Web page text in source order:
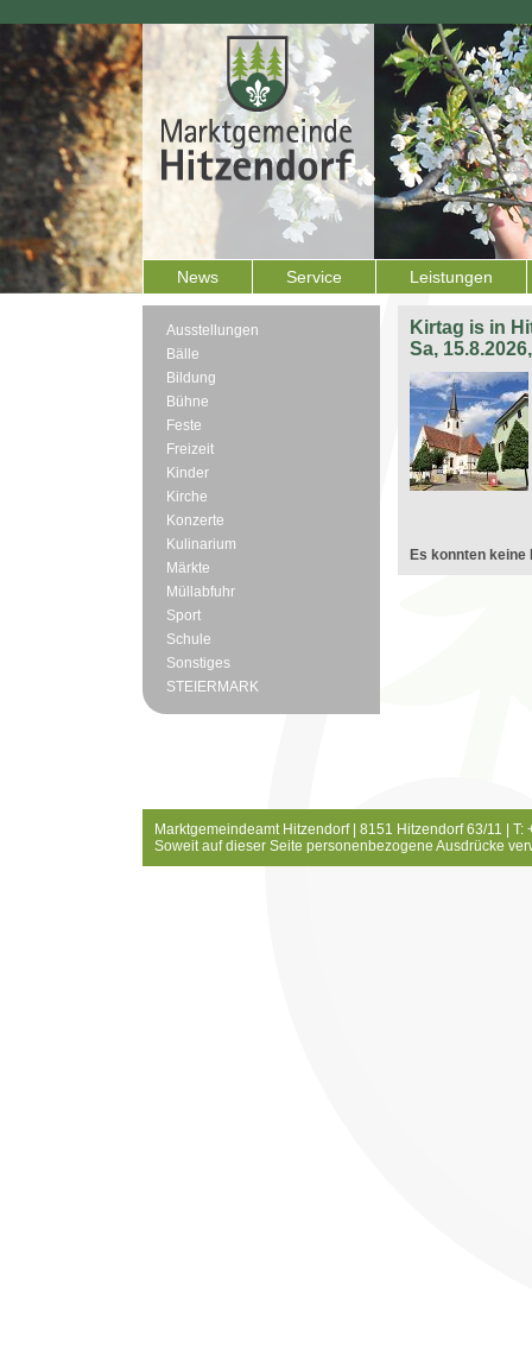
News Service Leistungen
Ausstellungen
Bälle
Bildung
Bühne
Feste
Freizeit
Kinder
Kirche
Konzerte
Kulinarium
Märkte
Müllabfuhr
Sport
Schule
Sonstiges
STEIERMARK
Kirtag is in
Sa,
Es konnten keine
Marktgemeindeamt Hitzendorf | 8151 Hitzendorf 63/11 |
Soweit auf dieser Seite personenbezogene Ausdrücke